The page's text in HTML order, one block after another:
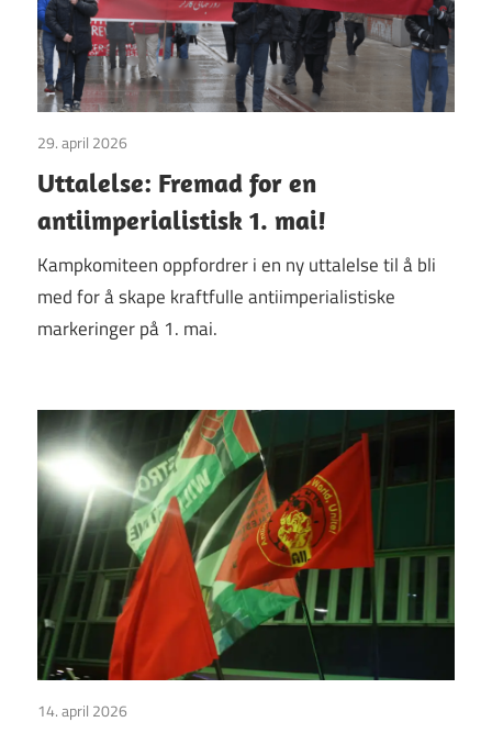
29. april 2026
Uttalelse: Fremad for en
antiimperialistisk 1. mai!
Kampkomiteen oppfordrer i en ny uttalelse til å bli
med for å skape kraftfulle antiimperialistiske
markeringer på 1. mai.
14. april 2026